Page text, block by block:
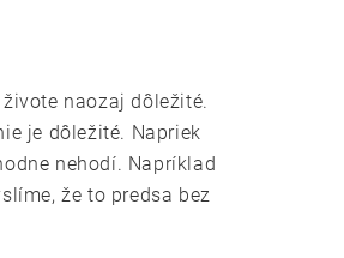
naozaj dôležité.
je dôležité. Napriek
nehodí. Napríklad
že to predsa bez